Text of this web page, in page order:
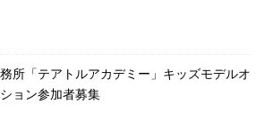
所「テアトルアカデミー」キッズモデルオ
ョン参加者募集